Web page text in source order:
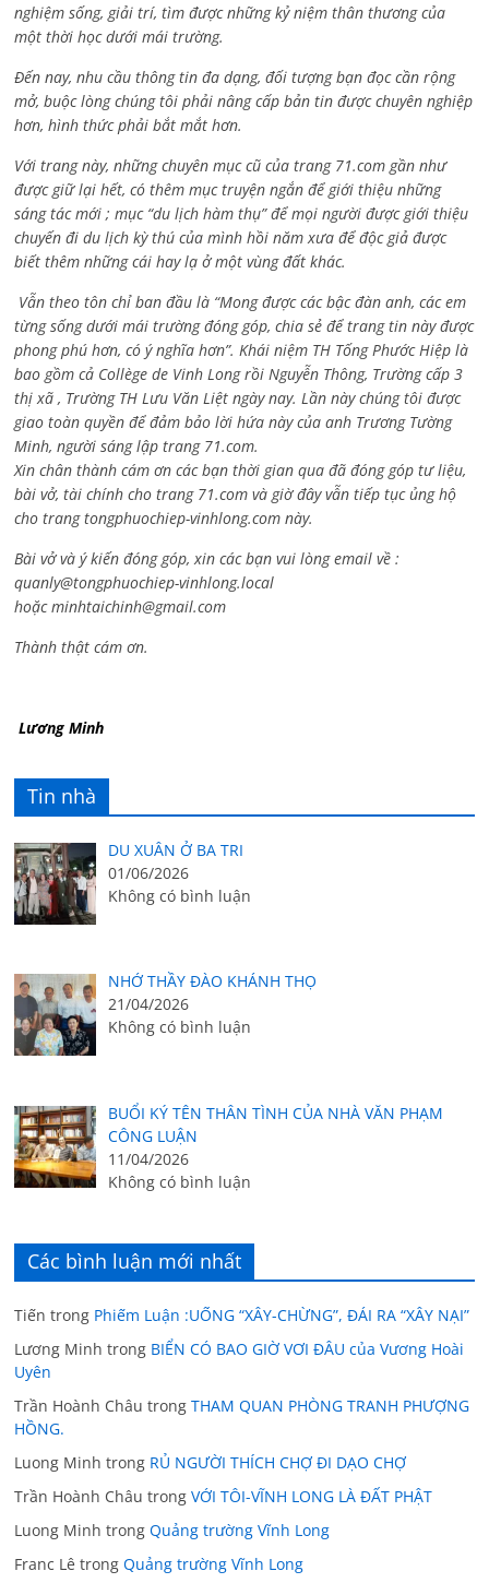
nghiệm sống, giải trí, tìm được những kỷ niệm thân thương của
một thời học dưới mái trường.
Đến nay, nhu cầu thông tin đa dạng, đối tượng bạn đọc cần rộng
mở, buộc lòng chúng tôi phải nâng cấp bản tin được chuyên nghiệp
hơn, hình thức phải bắt mắt hơn.
Với trang này, những chuyên mục cũ của trang 71.com gần như
được giữ lại hết, có thêm mục truyện ngắn để giới thiệu những
sáng tác mới ; mục “du lịch hàm thụ” để mọi người được giới thiệu
chuyến đi du lịch kỳ thú của mình hồi năm xưa để độc giả được
biết thêm những cái hay lạ ở một vùng đất khác.
Vẫn theo tôn chỉ ban đầu là “Mong được các bậc đàn anh, các em
từng sống dưới mái trường đóng góp, chia sẻ để trang tin này được
phong phú hơn, có ý nghĩa hơn”. Khái niệm TH Tống Phước Hiệp là
bao gồm cả Collège de Vinh Long rồi Nguyễn Thông, Trường cấp 3
thị xã , Trường TH Lưu Văn Liệt ngày nay. Lần này chúng tôi được
giao toàn quyền để đảm bảo lời hứa này của anh Trương Tường
Minh, người sáng lập trang 71.com.
Xin chân thành cám ơn các bạn thời gian qua đã đóng góp tư liệu,
bài vở, tài chính cho trang 71.com và giờ đây vẫn tiếp tục ủng hộ
cho trang tongphuochiep-vinhlong.com này.
Bài vở và ý kiến đóng góp, xin các bạn vui lòng email về :
quanly@tongphuochiep-vinhlong.local
hoặcminhtaichinh@gmail.com
Thành thật cám ơn.
Lương Minh
Tin nhà
DU XUÂN Ở BA TRI
01/06/2026
Không có bình luận
NHỚ THẦY ĐÀO KHÁNH THỌ
21/04/2026
Không có bình luận
BUỔI KÝ TÊN THÂN TÌNH CỦA NHÀ VĂN PHẠM
CÔNG LUẬN
11/04/2026
Không có bình luận
Các bình luận mới nhất
Tiến trong Phiếm Luận :UỐNG “XÂY-CHỪNG”, ĐÁI RA “XÂY NẠI”
Lương Minh trong BIỂN CÓ BAO GIỜ VƠI ĐÂU của Vương Hoài
Uyên
Trần Hoành Châu trongTHAM QUAN PHÒNG TRANH PHƯỢNG
HỒNG.
Luong Minh trong RỦ NGƯỜI THÍCH CHỢ ĐI DẠO CHỢ
Trần Hoành Châu trongVỚI TÔI-VĨNH LONG LÀ ĐẤT PHẬT
Luong Minh trongQuảng trường Vĩnh Long
Franc Lê trongQuảng trường Vĩnh Long